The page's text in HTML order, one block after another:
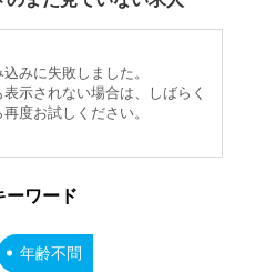
みに失敗しました。
示されない場合は、しばらく
度お試しください。
ーワード
年齢不問